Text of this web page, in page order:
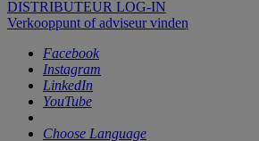
DISTRIBUTEUR LOG-IN
Verkooppunt of adviseur vinden
Facebook
Instagram
LinkedIn
YouTube
Choose Language